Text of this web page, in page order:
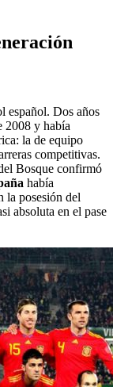
español. Dos años
2008 y había
la de equipo
competitivas.
Bosque confirmó
había
la posesión del
absoluta en el pase